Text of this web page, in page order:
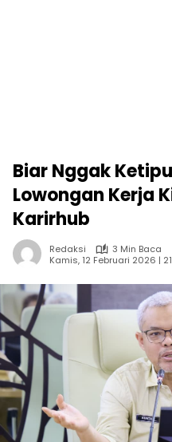
Biar Nggak
Lowongan Kerja
Karirhub
Redaksi
3 Min Baca
Kamis, 12 Februari 2026 |